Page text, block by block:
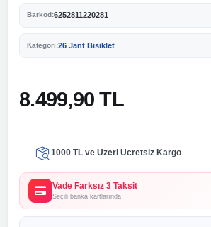
Barkod:6252811220281
Kategori:26 Jant Bisiklet
8.499,90 TL
1000 TL ve Üzeri Ücretsiz Kargo
Vade Farksız 3 Taksit
Seçili banka kartlarında